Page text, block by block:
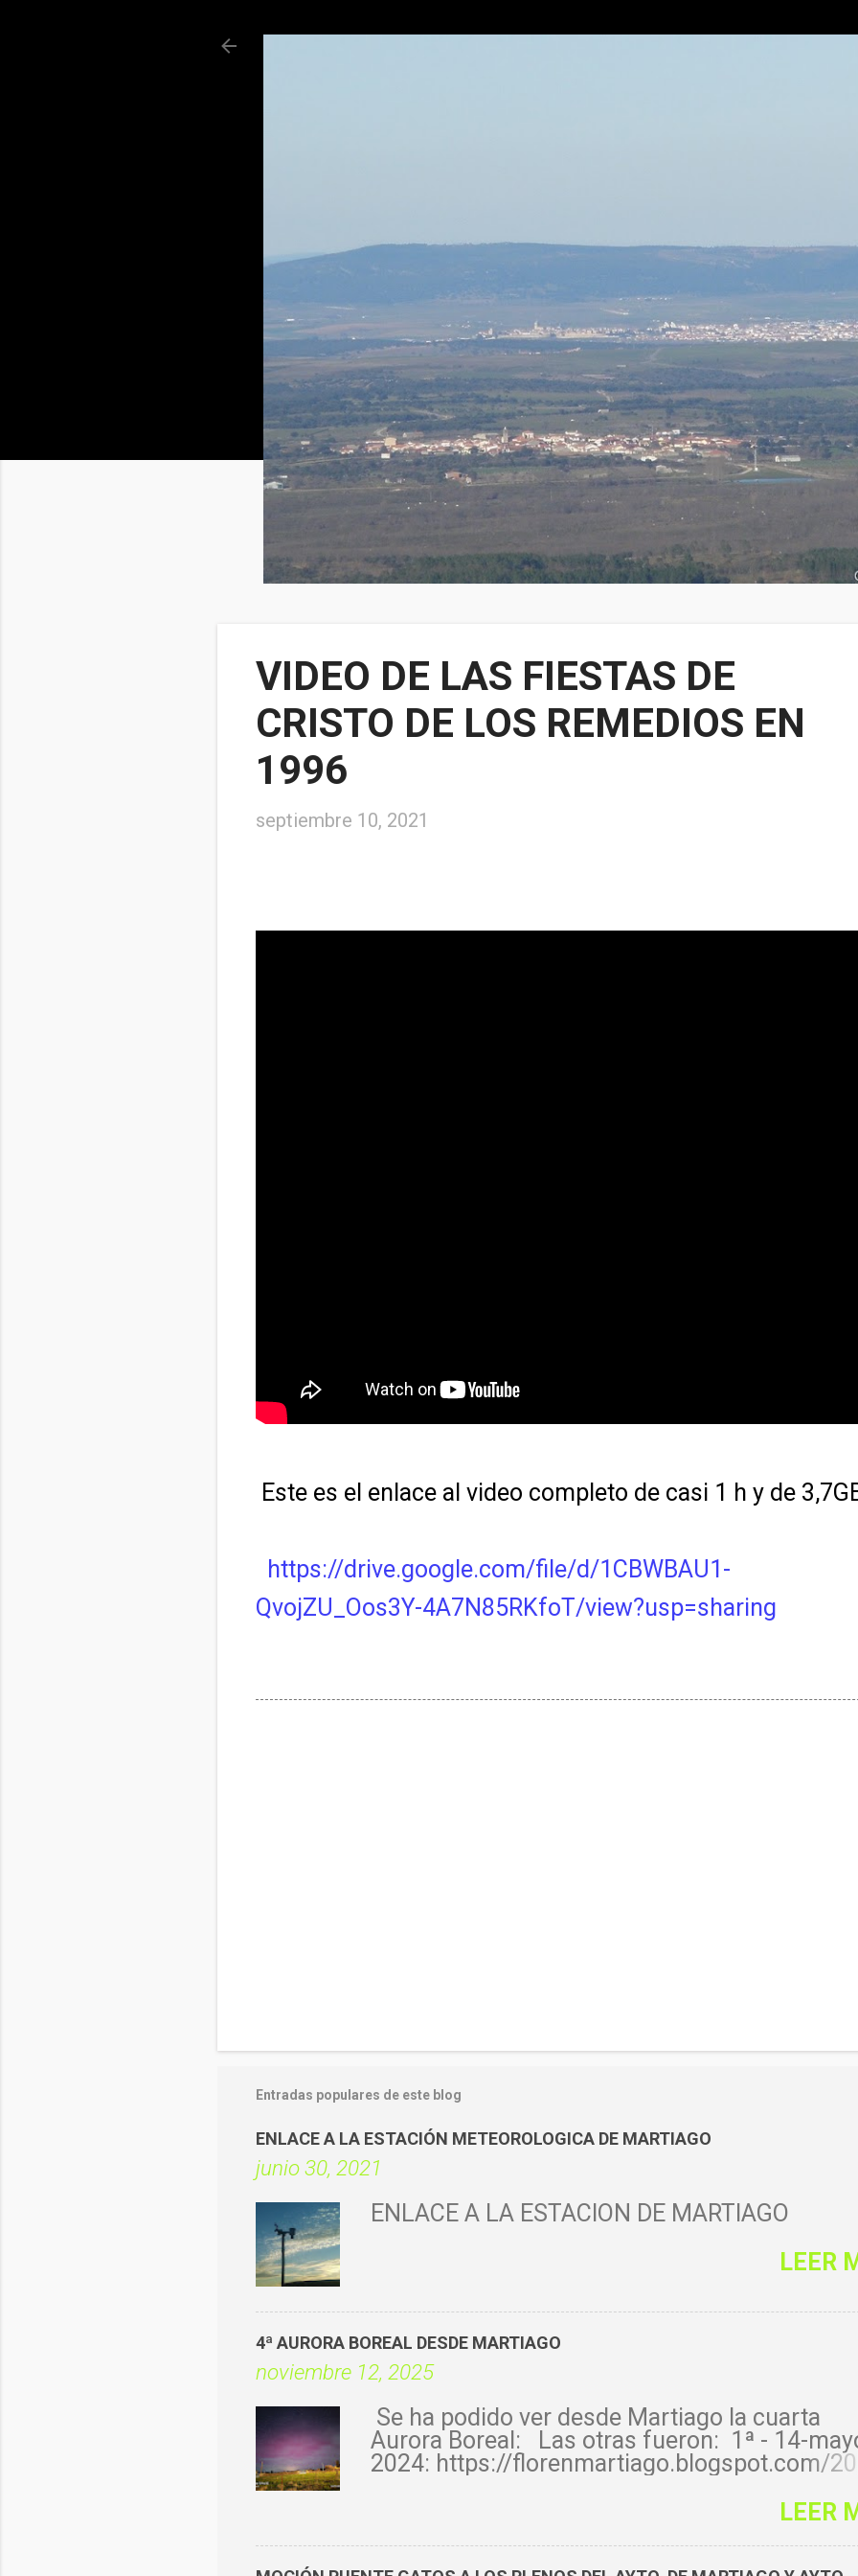
VIDEO DE LAS FIESTAS DE
CRISTO DE LOS REMEDIOS EN
1996
septiembre 10, 2021
Este es el enlace al video completo de casi 1 h y de
https://drive.google.com/file/d/1CBWBAU1-
QvojZU_Oos3Y-4A7N85RKfoT/view?usp=sharing
Entradas populares de este blog
ENLACE A LA ESTACIÓN METEOROLOGICA DE MARTIAGO
junio 30, 2021
ENLACE A LA ESTACIÓN DE MARTIAGO
LEER
4ª AURORA BOREAL DESDE MARTIAGO
noviembre 12, 2025
Se ha podido ver desde Martiago la cuarta
Aurora Boreal: Las otras fueron: 1ª - 14-
2024: https://florenmartiago.blogspot.com/
10/aurora-boreal-desde-martiago-11-10-
LEER